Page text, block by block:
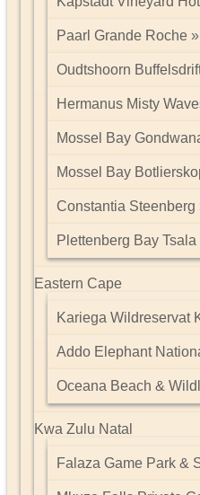
Paarl Grande Roche
Oudtshoorn
Hermanus Misty
Mossel Bay
Mossel Bay
Constantia Steenberg
Plettenberg Bay
Eastern Cape
Kariega Wildreservat
Addo Elephant
Oceana Beach &
Kwa Zulu Natal
Falaza Game Park &